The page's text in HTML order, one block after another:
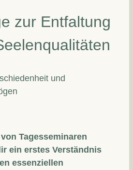
zur Entfaltung
und
Tagesseminaren
ein erstes Verständnis
essenziellen